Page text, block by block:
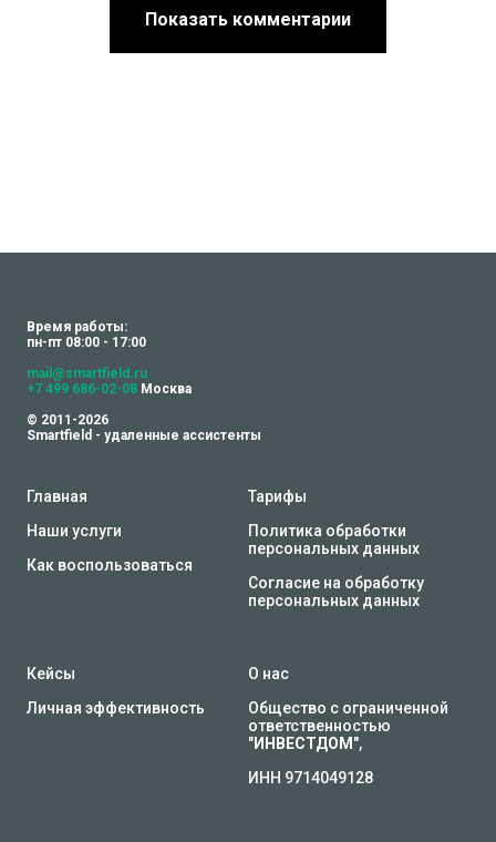
Показать комментарии
Время работы:
пн-пт 08:00 - 17:00
mail@smartfield.ru
+7 499 686-02-08 Москва
© 2011-2026
Smartfield - удаленные ассистенты
Главная
Наши услуги
Как воспользоваться
Тарифы
Политика обработки
персональных данных
Согласие на обработку
персональных данных
Кейсы
Личная эффективность
О нас
Общество с ограниченной
ответственностью
"ИНВЕСТДОМ ",
ИНН 9714049128